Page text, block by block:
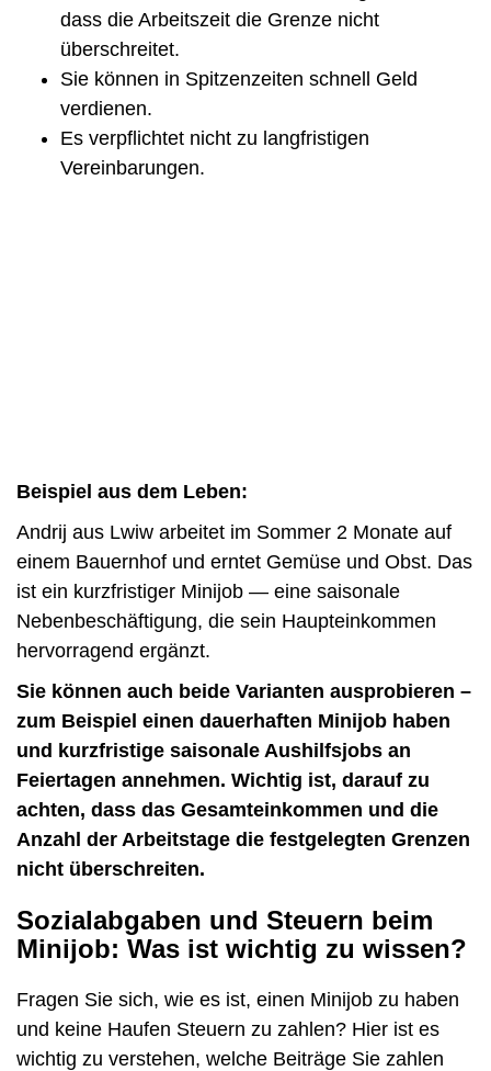
dass die Arbeitszeit die Grenze nicht
überschreitet.
Sie können in Spitzenzeiten schnell Geld
verdienen.
Es verpflichtet nicht zu langfristigen
Vereinbarungen.
Beispiel aus dem Leben:
Andrij aus Lwiw arbeitet im Sommer 2 Monate auf
einem Bauernhof und erntet Gemüse und Obst. Das
ist ein kurzfristiger Minijob — eine saisonale
Nebenbeschäftigung, die sein Haupteinkommen
hervorragend ergänzt.
Sie können auch beide Varianten ausprobieren –
zum Beispiel einen dauerhaften Minijob haben
und kurzfristige saisonale Aushilfsjobs an
Feiertagen annehmen. Wichtig ist, darauf zu
achten, dass das Gesamteinkommen und die
Anzahl der Arbeitstage die festgelegten Grenzen
nicht überschreiten.
Sozialabgaben und Steuern beim
Minijob: Was ist wichtig zu wissen?
Fragen Sie sich, wie es ist, einen Minijob zu haben
und keine Haufen Steuern zu zahlen? Hier ist es
wichtig zu verstehen, welche Beiträge Sie zahlen